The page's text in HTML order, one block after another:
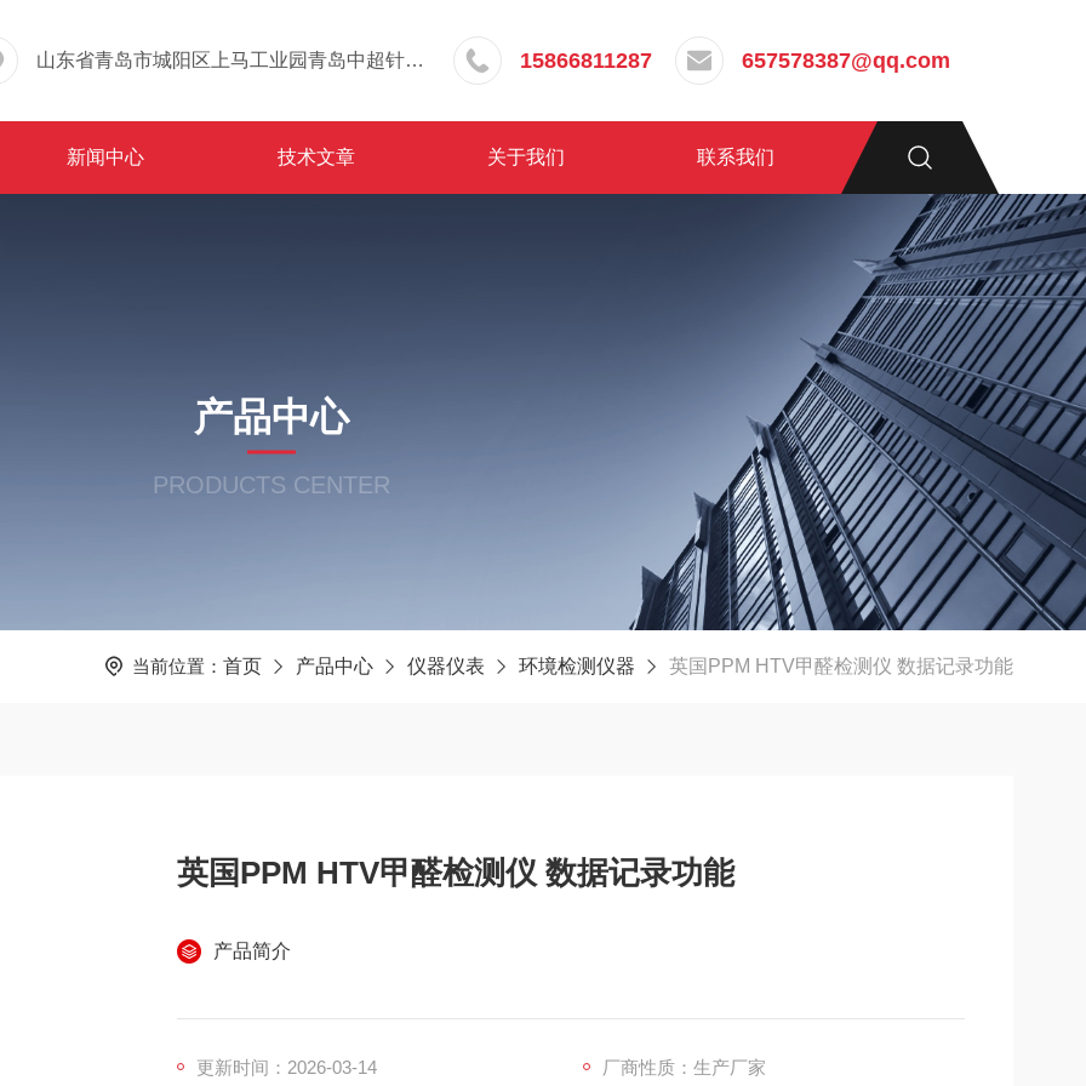
山东省青岛市城阳区上马工业园青岛中超针织有限公司院内东办公楼三层 15866811287 657578387@qq.com
新闻中心 技术文章 关于我们 联系我们
产品中心
PRODUCTS CENTER
当前位置： 首页 产品中心 仪器仪表 环境检测仪器 英国PPM HTV甲醛检测仪 数据记录功能
英国PPM HTV甲醛检测仪 数据记录功能
产品简介
更新时间：2026-03-14 厂商性质：生产厂家